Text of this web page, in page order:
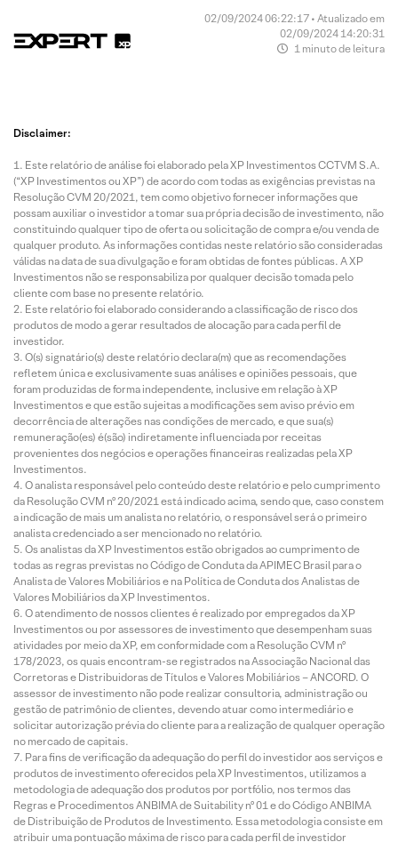
02/09/2024 06:22:17 • Atualizado em
02/09/2024 14:20:31
1 minuto de leitura
Disclaimer:
Este relatório de análise foi elaborado pela XP Investimentos CCTVM S.A.
(“XP Investimentos ou XP”) de acordo com todas as exigências previstas na
Resolução CVM 20/2021, tem como objetivo fornecer informações que
possam auxiliar o investidor a tomar sua própria decisão de investimento, não
constituindo qualquer tipo de oferta ou solicitação de compra e/ou venda de
qualquer produto. As informações contidas neste relatório são consideradas
válidas na data de sua divulgação e foram obtidas de fontes públicas. A XP
Investimentos não se responsabiliza por qualquer decisão tomada pelo
cliente com base no presente relatório.
Este relatório foi elaborado considerando a classificação de risco dos
produtos de modo a gerar resultados de alocação para cada perfil de
investidor.
O(s) signatário(s) deste relatório declara(m) que as recomendações
refletem única e exclusivamente suas análises e opiniões pessoais, que
foram produzidas de forma independente, inclusive em relação à XP
Investimentos e que estão sujeitas a modificações sem aviso prévio em
decorrência de alterações nas condições de mercado, e que sua(s)
remuneração(es) é(são) indiretamente influenciada por receitas
provenientes dos negócios e operações financeiras realizadas pela XP
Investimentos.
O analista responsável pelo conteúdo deste relatório e pelo cumprimento
da Resolução CVM nº 20/2021 está indicado acima, sendo que, caso constem
a indicação de mais um analista no relatório, o responsável será o primeiro
analista credenciado a ser mencionado no relatório.
Os analistas da XP Investimentos estão obrigados ao cumprimento de
todas as regras previstas no Código de Conduta da APIMEC Brasil para o
Analista de Valores Mobiliários e na Política de Conduta dos Analistas de
Valores Mobiliários da XP Investimentos.
O atendimento de nossos clientes é realizado por empregados da XP
Investimentos ou por assessores de investimento que desempenham suas
atividades por meio da XP, em conformidade com a Resolução CVM nº
178/2023, os quais encontram-se registrados na Associação Nacional das
Corretoras e Distribuidoras de Títulos e Valores Mobiliários – ANCORD. O
assessor de investimento não pode realizar consultoria, administração ou
gestão de patrimônio de clientes, devendo atuar como intermediário e
solicitar autorização prévia do cliente para a realização de qualquer operação
no mercado de capitais.
Para fins de verificação da adequação do perfil do investidor aos serviços e
produtos de investimento oferecidos pela XP Investimentos, utilizamos a
metodologia de adequação dos produtos por portfólio, nos termos das
Regras e Procedimentos ANBIMA de Suitability nº 01 e do Código ANBIMA
de Distribuição de Produtos de Investimento. Essa metodologia consiste em
atribuir uma pontuação máxima de risco para cada perfil de investidor